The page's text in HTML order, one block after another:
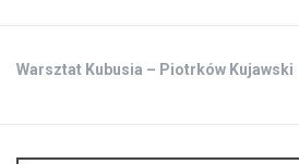
Warsztat Kubusia – Piotrków Kujawski